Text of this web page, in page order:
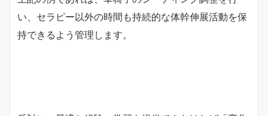
い、セラピー以外の時間も持続的な体幹伸展活動を保
持できるよう管理します。